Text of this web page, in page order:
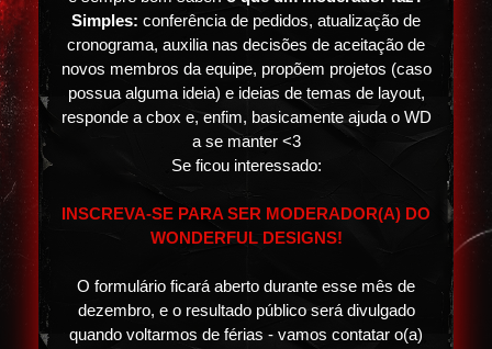
Simples: conferência de pedidos, atualização de
cronograma, auxilia nas decisões de aceitação de
novos membros da equipe, propõem projetos (caso
possua alguma ideia) e ideias de temas de layout,
responde a cbox e, enfim, basicamente ajuda o WD
a se manter <3
Se ficou interessado:
INSCREVA-SE PARA SER MODERADOR(A) DO
WONDERFUL DESIGNS!
O formulário ficará aberto durante esse mês de
dezembro, e o resultado público será divulgado
quando voltarmos de férias - vamos contatar o(a)